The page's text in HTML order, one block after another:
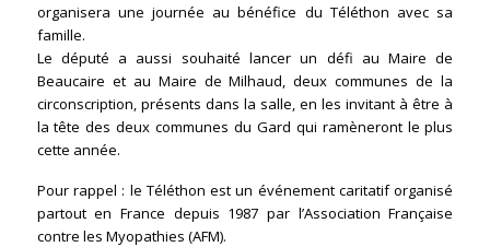
organisera une journée au bénéfice du Téléthon avec sa
famille.
Le député a aussi souhaité lancer un défi au Maire de
Beaucaire et au Maire de Milhaud, deux communes de la
circonscription, présents dans la salle, en les invitant à être à
la tête des deux communes du Gard qui ramèneront le plus
cette année.
Pour rappel : le Téléthon est un événement caritatif organisé
partout en France depuis 1987 par l’Association Française
contre les Myopathies (AFM).